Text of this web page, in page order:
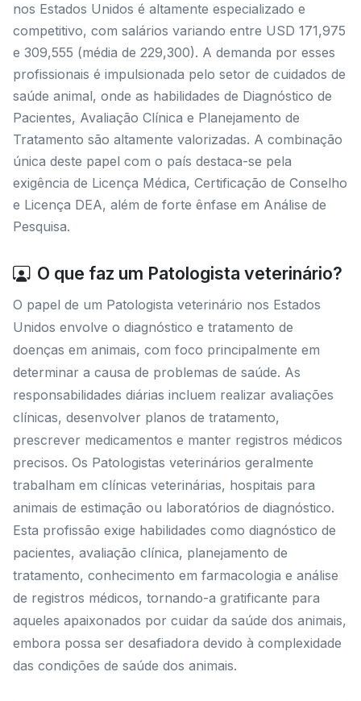
nos Estados Unidos é altamente especializado e
competitivo, com salários variando entre USD 171,975
e 309,555 (média de 229,300). A demanda por esses
profissionais é impulsionada pelo setor de cuidados de
saúde animal, onde as habilidades de Diagnóstico de
Pacientes, Avaliação Clínica e Planejamento de
Tratamento são altamente valorizadas. A combinação
única deste papel com o país destaca-se pela
exigência de Licença Médica, Certificação de Conselho
e Licença DEA, além de forte ênfase em Análise de
Pesquisa.
O que faz um Patologista veterinário?
O papel de um Patologista veterinário nos Estados
Unidos envolve o diagnóstico e tratamento de
doenças em animais, com foco principalmente em
determinar a causa de problemas de saúde. As
responsabilidades diárias incluem realizar avaliações
clínicas, desenvolver planos de tratamento,
prescrever medicamentos e manter registros médicos
precisos. Os Patologistas veterinários geralmente
trabalham em clínicas veterinárias, hospitais para
animais de estimação ou laboratórios de diagnóstico.
Esta profissão exige habilidades como diagnóstico de
pacientes, avaliação clínica, planejamento de
tratamento, conhecimento em farmacologia e análise
de registros médicos, tornando-a gratificante para
aqueles apaixonados por cuidar da saúde dos animais,
embora possa ser desafiadora devido à complexidade
das condições de saúde dos animais.